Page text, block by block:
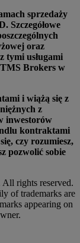
sprzedaży
Szczegółowe
oraz
tymi usługami
Brokers w
i wiążą się z
z
inwestorów
kontraktami
czy rozumiesz,
pozwolić sobie
rights reserved.
of trademarks are
appearing on